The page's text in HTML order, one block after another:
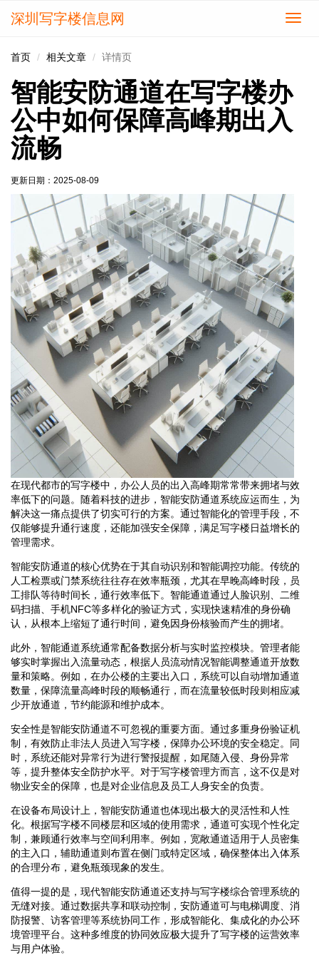
切
深圳写字楼信息网
首页 相关文章 详情页
智能安防通道在写字楼办
公中如何保障高峰期出入
流畅
更新日期： 2025-08-09
在现代都市的写字楼中，办公人员的出入高峰期常常带来拥堵与效
率低下的问题。随着科技的进步，智能安防通道系统应运而生，为
解决这一痛点提供了切实可行的方案。通过智能化的管理手段，不
仅能够提升通行速度，还能加强安全保障，满足写字楼日益增长的
管理需求。
智能安防通道的核心优势在于其自动识别和智能调控功能。传统的
人工检票或门禁系统往往存在效率瓶颈，尤其在早晚高峰时段，员
工排队等待时间长，通行效率低下。智能通道通过人脸识别、二维
码扫描、手机NFC等多样化的验证方式，实现快速精准的身份确
认，从根本上缩短了通行时间，避免因身份核验而产生的拥堵。
此外，智能通道系统通常配备数据分析与实时监控模块。管理者能
够实时掌握出入流量动态，根据人员流动情况智能调整通道开放数
量和策略。例如，在办公楼的主要出入口，系统可以自动增加通道
数量，保障流量高峰时段的顺畅通行，而在流量较低时段则相应减
少开放通道，节约能源和维护成本。
安全性是智能安防通道不可忽视的重要方面。通过多重身份验证机
制，有效防止非法人员进入写字楼，保障办公环境的安全稳定。同
时，系统还能对异常行为进行警报提醒，如尾随入侵、身份异常
等，提升整体安全防护水平。对于写字楼管理方而言，这不仅是对
物业安全的保障，也是对企业信息及员工人身安全的负责。
在设备布局设计上，智能安防通道也体现出极大的灵活性和人性
化。根据写字楼不同楼层和区域的使用需求，通道可实现个性化定
制，兼顾通行效率与空间利用率。例如，宽敞通道适用于人员密集
的主入口，辅助通道则布置在侧门或特定区域，确保整体出入体系
的合理分布，避免瓶颈现象的发生。
值得一提的是，现代智能安防通道还支持与写字楼综合管理系统的
无缝对接。通过数据共享和联动控制，安防通道可与电梯调度、消
防报警、访客管理等系统协同工作，形成智能化、集成化的办公环
境管理平台。这种多维度的协同效应极大提升了写字楼的运营效率
与用户体验。